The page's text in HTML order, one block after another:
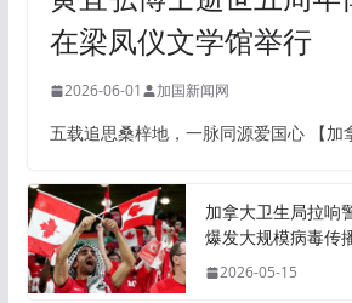
在梁凤仪文学馆举行
2026-06-01 加国新闻网
五载追思桑梓地，一脉同源爱国心 【加
加拿大卫生局拉响
爆发大规模病毒传
2026-05-15